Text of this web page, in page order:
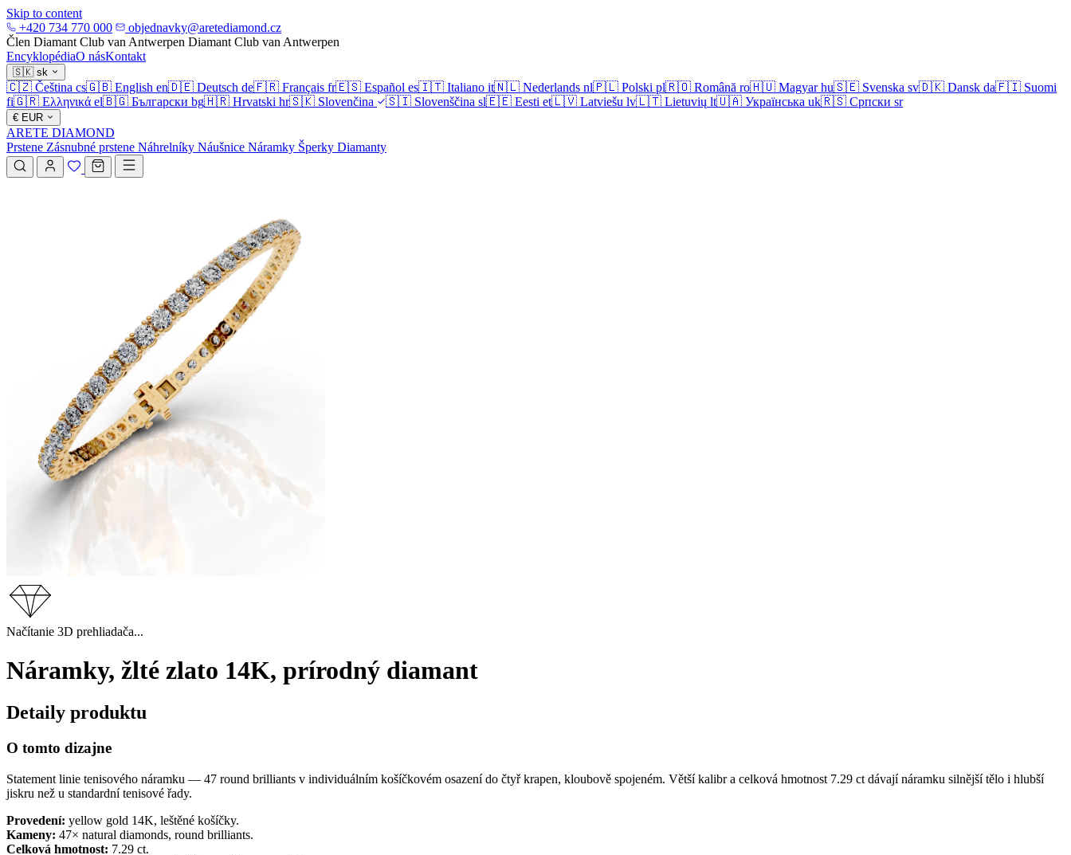
Skip to content
+420 734 770 000
objednavky@aretediamond.cz
Člen Diamant Club van Antwerpen Diamant Club van Antwerpen
EncyklopédiaO násKontakt
🇸🇰 sk
🇨🇿 Čeština cs🇬🇧 English en🇩🇪 Deutsch de🇫🇷 Français fr🇪🇸 Español es🇮🇹 Italiano it🇳🇱 Nederlands nl🇵🇱 Polski pl🇷🇴 Română ro🇭🇺 Magyar hu🇸🇪 Svenska sv🇩🇰 Dansk da🇫🇮 Suomi
fi🇬🇷 Ελληνικά el🇧🇬 Български bg🇭🇷 Hrvatski hr🇸🇰 Slovenčina 🇸🇮 Slovenščina sl🇪🇪 Eesti et🇱🇻 Latviešu lv🇱🇹 Lietuvių lt🇺🇦 Українська uk🇷🇸 Српски sr
€ EUR
ARETE DIAMOND
Prstene Zásnubné prstene Náhrelníky Náušnice Náramky Šperky Diamanty
Načítanie 3D prehliadača...
Náramky, žlté zlato 14K, prírodný diamant
Detaily produktu
O tomto dizajne
Statement linie tenisového náramku — 47 round brilliants v individuálním košíčkovém osazení do čtyř krapen, kloubově spojeném. Větší kalibr a celková hmotnost 7.29 ct dávají náramku silnější tělo i hlubší
jiskru než u standardní tenisové řady.
Provedení: yellow gold 14K, leštěné košíčky.
Kameny: 47× natural diamonds, round brilliants.
Celková hmotnost: 7.29 ct.